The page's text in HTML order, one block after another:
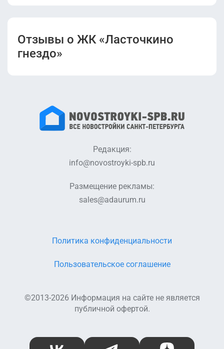
Отзывы о ЖК «Ласточкино
гнездо»
Редакция:
info@novostroyki-spb.ru
Размещение рекламы:
sales@adaurum.ru
©2013-2026 Информация на сайте не является
публичной офертой.
Пользовательское соглашение
Политика конфиденциальности